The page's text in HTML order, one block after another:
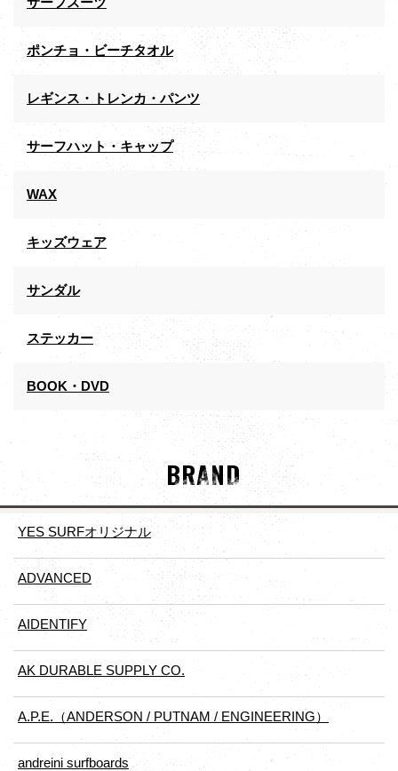
ポンチョ・ビーチタオル
レギンス・トレンカ・パンツ
サーフハット・キャップ
WAX
キッズウェア
サンダル
ステッカー
BOOK・DVD
BRAND
YES SURFオリジナル
ADVANCED
AIDENTIFY
AK DURABLE SUPPLY CO.
A.P.E.（ANDERSON / PUTNAM / ENGINEERING）
andreini surfboards